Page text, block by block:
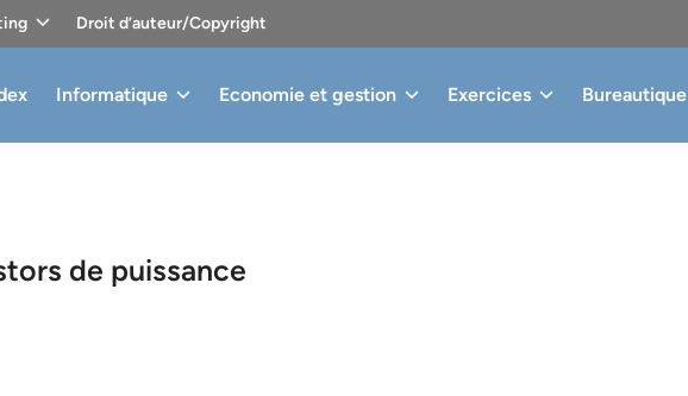
Droit d’auteur/Copyright
Informatique Economie et gestion Exercices Bureautique
de puissance